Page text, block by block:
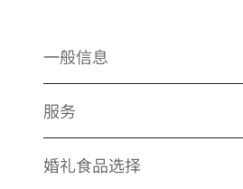
一般信息
服务
婚礼食品选择